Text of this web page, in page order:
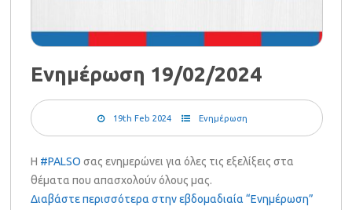
Ενημέρωση 19/02/2024
19th Feb 2024 Ενημέρωση
Η #PALSO σας ενημερώνει για όλες τις εξελίξεις στα
θέματα που απασχολούν όλους μας.
Διαβάστε περισσότερα στην εβδομαδιαία “Ενημέρωση”